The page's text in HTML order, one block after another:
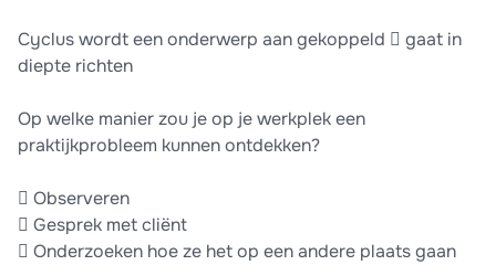
Cyclus wordt een onderwerp aan gekoppeld  gaat in
diepte richten
Op welke manier zou je op je werkplek een
praktijkprobleem kunnen ontdekken?
 Observeren
 Gesprek met cliënt
 Onderzoeken hoe ze het op een andere plaats gaan